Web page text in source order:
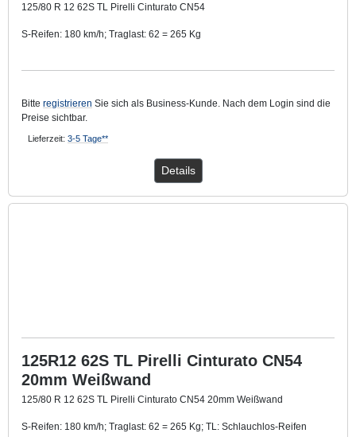
125/80 R 12 62S TL Pirelli Cinturato CN54
S-Reifen: 180 km/h; Traglast: 62 = 265 Kg
Bitte registrieren Sie sich als Business-Kunde. Nach dem Login sind die
Preise sichtbar.
Lieferzeit: 3-5 Tage**
Details
125R12 62S TL Pirelli Cinturato CN54
20mm Weißwand
125/80 R 12 62S TL Pirelli Cinturato CN54 20mm Weißwand
S-Reifen: 180 km/h; Traglast: 62 = 265 Kg; TL: Schlauchlos-Reifen